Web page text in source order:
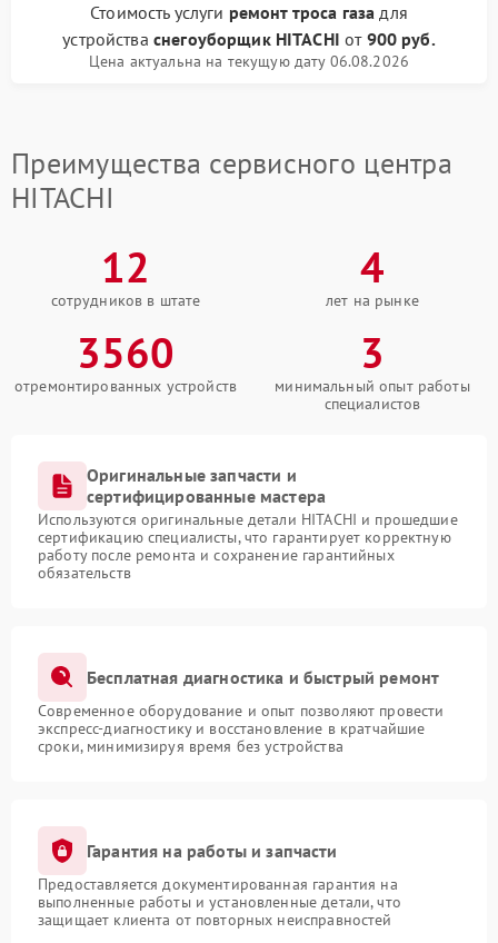
Стоимость услуги ремонт троса газа для
устройства снегоуборщик HITACHI от 900 руб.
Цена актуальна на текущую дату 06.08.2026
Преимущества сервисного центра
HITACHI
12
сотрудников в штате
4
лет на рынке
3560
отремонтированных устройств
3
минимальный опыт работы
специалистов
Оригинальные запчасти и
сертифицированные мастера
Используются оригинальные детали HITACHI и прошедшие
сертификацию специалисты, что гарантирует корректную
работу после ремонта и сохранение гарантийных
обязательств
Бесплатная диагностика и быстрый ремонт
Современное оборудование и опыт позволяют провести
экспресс-диагностику и восстановление в кратчайшие
сроки, минимизируя время без устройства
Гарантия на работы и запчасти
Предоставляется документированная гарантия на
выполненные работы и установленные детали, что
защищает клиента от повторных неисправностей